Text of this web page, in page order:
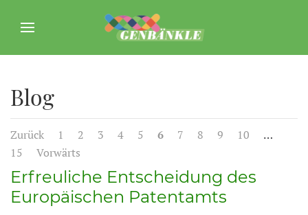
Blog
Zurück 1 2 3 4 5 6 7 8 9 10
…
15
Vorwärts
Erfreuliche Entscheidung des
Europäischen Patentamts